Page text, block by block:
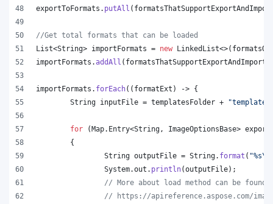
exportToFormats . putAll (
//Get total formats that can be loaded
List<String> importFormats = new LinkedList<>(
importFormats .addAll ( formatsThatSupportExportAndImport
importFormats . forEach(( formatExt ) -> {
String inputFile = templatesFolder +
for (Map. Entry<String , ImageOptionsBase>
	{
String outputFile = String. format ( "%s\\
System.out . println(outputFile);
// More about load method can be found
// https://apireference.aspose.com/